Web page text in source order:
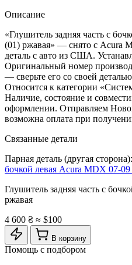
Описание
«Глушитель задняя часть с
(01) ржавая» — снято с Acura
деталь с авто из США.
Оригинальный номер
— сверьте его со своей
Относится к категории
Наличие, состояние и
оформлении. Отправляем
возможна оплата при
Связанные детали
Парная деталь (другая сторона):
бочкой левая Acura MDX 07-
Глушитель задняя часть с
ржавая
4 600 ₴ ≈ $100
В корзину
Помощь с подбором